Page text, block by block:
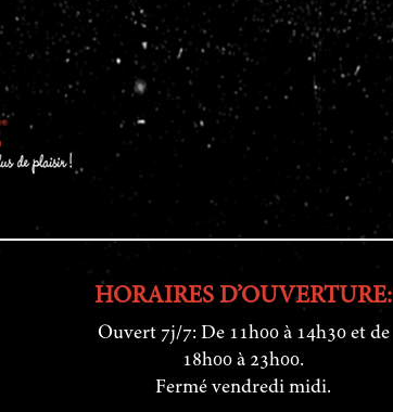
HORAIRES D’OUVERTURE:
Ouvert 7j/7: De 11h00 à 14h30 et de
18h00 à 23h00.
Fermé vendredi midi.